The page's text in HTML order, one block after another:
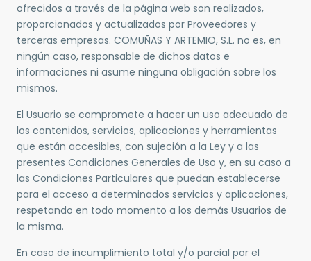
ofrecidos a través de la página web son realizados,
proporcionados y actualizados por Proveedores y
terceras empresas. COMUÑAS Y ARTEMIO, S.L. no es, en
ningún caso, responsable de dichos datos e
informaciones ni asume ninguna obligación sobre los
mismos.
El Usuario se compromete a hacer un uso adecuado de
los contenidos, servicios, aplicaciones y herramientas
que están accesibles, con sujeción a la Ley y a las
presentes Condiciones Generales de Uso y, en su caso a
las Condiciones Particulares que puedan establecerse
para el acceso a determinados servicios y aplicaciones,
respetando en todo momento a los demás Usuarios de
la misma.
En caso de incumplimiento total y/o parcial por el